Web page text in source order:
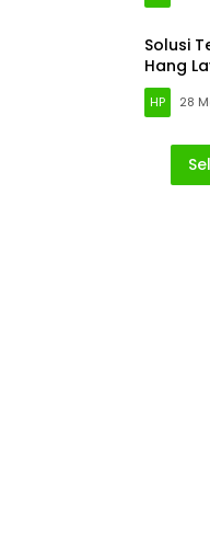
Solusi
Hang
HP 28